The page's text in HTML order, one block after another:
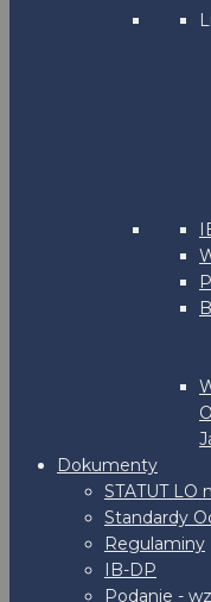
Dokumenty
STATUT LO
Standardy
Regulaminy
IB-DP
Podanie -